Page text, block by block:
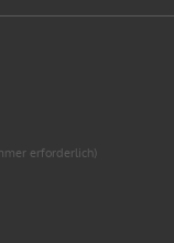
gesichert und
kann, das
Die
als Raum
erforderlich)